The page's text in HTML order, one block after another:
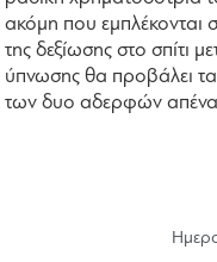
ακόμη που εμπλέκονται
της δεξίωσης στο σπίτι
ύπνωσης θα προβάλει
των δυο αδερφών